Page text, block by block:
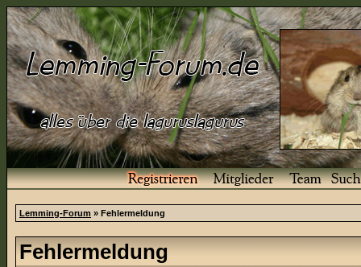
Lemming-Forum » Fehlermeldung
Fehlermeldung